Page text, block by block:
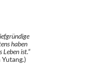
haben
ist.“